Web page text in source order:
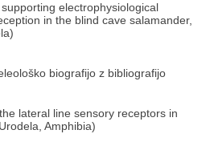
electrophysiological
in the blind cave salamander,
biografijo z bibliografijo
lateral line sensory receptors in
Amphibia)